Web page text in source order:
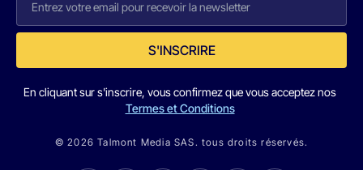
S'INSCRIRE
En cliquant sur s'inscrire, vous confirmez que vous acceptez nos
Termes et Conditions
© 2026 Talmont Media SAS. tous droits réservés.